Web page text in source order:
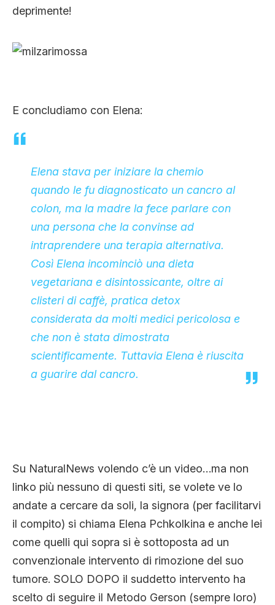
deprimente!
E concludiamo con Elena:
Elena stava per iniziare la chemio
quando le fu diagnosticato un cancro al
colon, ma la madre la fece parlare con
una persona che la convinse ad
intraprendere una terapia alternativa.
Così Elena incominciò una dieta
vegetariana e disintossicante, oltre ai
clisteri di caffè, pratica detox
considerata da molti medici pericolosa e
che non è stata dimostrata
scientificamente. Tuttavia Elena è riuscita
a guarire dal cancro.
Su NaturalNews volendo c’è un video…ma non
linko più nessuno di questi siti, se volete ve lo
andate a cercare da soli, la signora (per facilitarvi
il compito) si chiama Elena Pchkolkina e anche lei
come quelli qui sopra si è sottoposta ad un
convenzionale intervento di rimozione del suo
tumore. SOLO DOPO il suddetto intervento ha
scelto di seguire il Metodo Gerson (sempre loro)